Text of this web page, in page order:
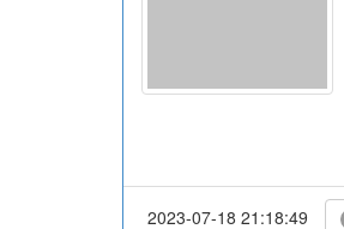
2023-07-18 21:18:49